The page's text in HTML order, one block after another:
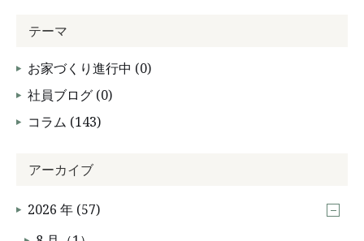
テーマ
お家づくり進行中 (0)
社員ブログ (0)
コラム (143)
アーカイブ
2026 年 (57)